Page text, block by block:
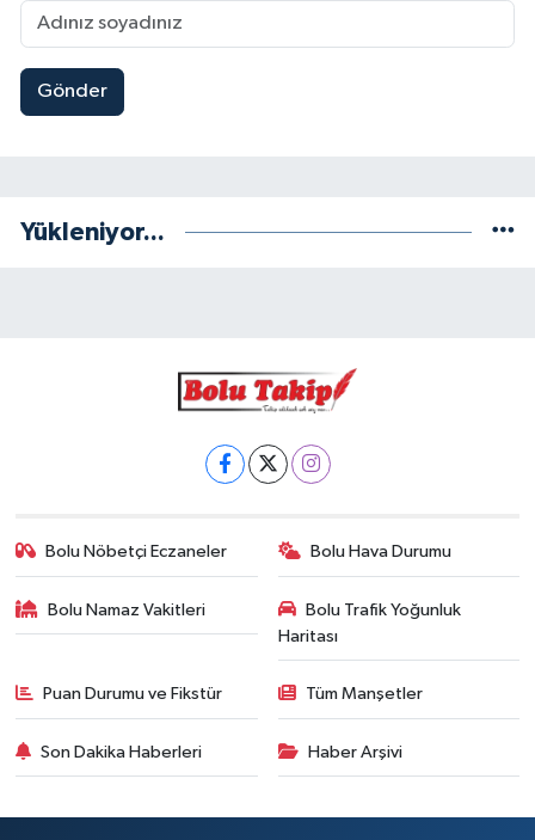
Gönder
Yükleniyor...
Bolu Nöbetçi Eczaneler Bolu Hava Durumu
Bolu Namaz Vakitleri
Bolu Trafik Yoğunluk
Haritası
Puan Durumu ve Fikstür Tüm Manşetler
Son Dakika Haberleri Haber Arşivi